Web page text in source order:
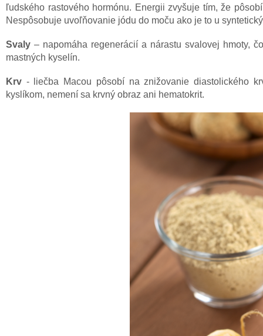
ľudského rastového hormónu. Energii zvyšuje tím, že
Nespôsobuje uvoľňovanie jódu do moču ako je to u
Svaly– napomáha regenerácií a nárastu svalovej hmoty,
mastných kyselín.
Krv - liečba Macou pôsobí na znižovanie diastolického
kyslíkom, nemení sa krvný obraz ani hematokrit.